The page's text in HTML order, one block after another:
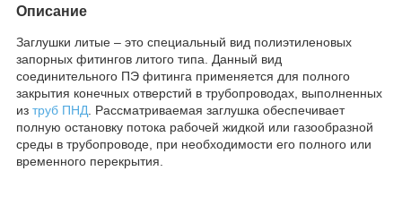
Описание
Заглушки литые – это специальный вид полиэтиленовых
запорных фитингов литого типа. Данный вид
соединительного ПЭ фитинга применяется для полного
закрытия конечных отверстий в трубопроводах, выполненных
из труб ПНД . Рассматриваемая заглушка обеспечивает
полную остановку потока рабочей жидкой или газообразной
среды в трубопроводе, при необходимости его полного или
временного перекрытия.